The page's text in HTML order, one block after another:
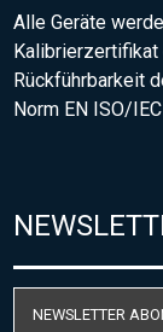
Alle Geräte
Rückführbarkeit
Norm EN ISO/
NEWSLETTER